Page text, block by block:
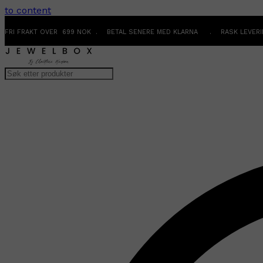
to content
FRI FRAKT OVER 699 NOK . BETAL SENERE MED KLARNA . RASK